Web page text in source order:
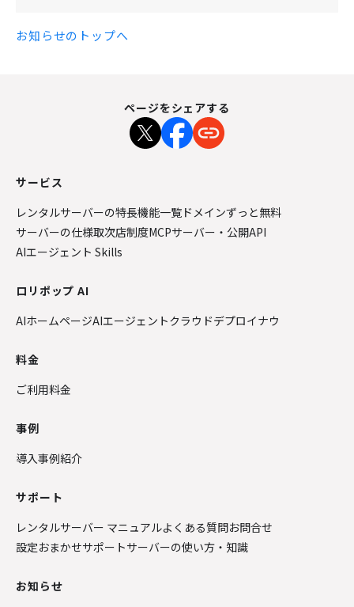
お知らせのトップへ
ページをシェアする
サービス
レンタルサーバーの特長機能一覧 ドメインずっと無料
サーバーの仕様取次店制度MCPサーバー・公開API
AIエージェント Skills
ロリポップ AI
AIホームページAIエージェントクラウドデプロイナウ
料金
ご利用料金
事例
導入事例紹介
サポート
レンタルサーバー マニュアルよくある質問お問合せ
設定おまかせサポートサーバーの使い方・知識
お知らせ